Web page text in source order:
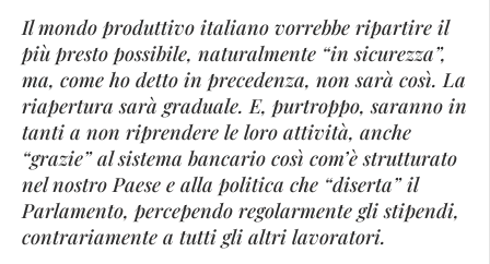
Il mondo produttivo italiano vorrebbe ripartire il
più presto possibile, naturalmente “in sicurezza”,
ma, come ho detto in precedenza, non sarà così. La
riapertura sarà graduale. E, purtroppo, saranno in
tanti a non riprendere le loro attività, anche
“grazie” al sistema bancario così com’è strutturato
nel nostro Paese e alla politica che “diserta” il
Parlamento, percependo regolarmente gli stipendi,
contrariamente a tutti gli altri lavoratori.